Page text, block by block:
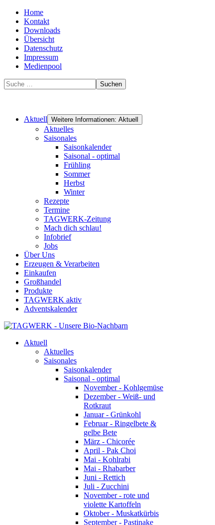
Home
Kontakt
Downloads
Übersicht
Datenschutz
Impressum
Medienpool
Suchen
Aktuell Weitere Informationen: Aktuell
Aktuelles
Saisonales
Saisonkalender
Saisonal - optimal
Frühling
Sommer
Herbst
Winter
Rezepte
Termine
TAGWERK-Zeitung
Mach dich schlau!
Infobrief
Jobs
Über Uns
Erzeugen & Verarbeiten
Einkaufen
Großhandel
Produkte
TAGWERK aktiv
Adventskalender
Aktuell
Aktuelles
Saisonales
Saisonkalender
Saisonal - optimal
November - Kohlgemüse
Dezember - Weiß- und
Rotkraut
Januar - Grünkohl
Februar - Ringelbete &
gelbe Bete
März - Chicorée
April - Pak Choi
Mai - Kohlrabi
Mai - Rhabarber
Juni - Rettich
Juli - Zucchini
November - rote und
violette Kartoffeln
Oktober - Muskatkürbis
September - Pastinake